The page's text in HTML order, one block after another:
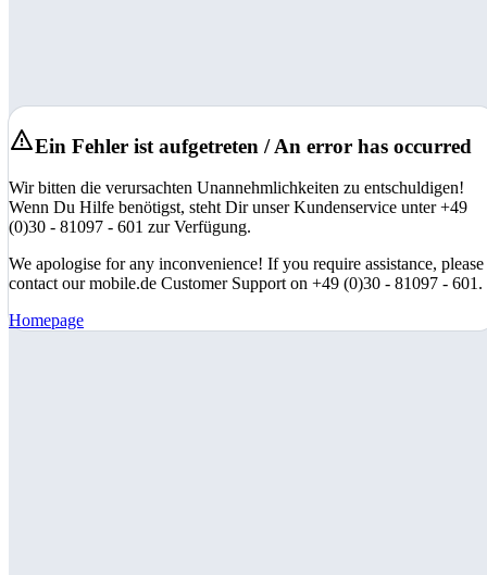
Ein Fehler ist aufgetreten / An error has occurred
Wir bitten die verursachten Unannehmlichkeiten zu entschuldigen!
Wenn Du Hilfe benötigst, steht Dir unser Kundenservice unter +49
(0)30 - 81097 - 601 zur Verfügung.
We apologise for any inconvenience! If you require assistance, please
contact our mobile.de Customer Support on +49 (0)30 - 81097 - 601.
Homepage